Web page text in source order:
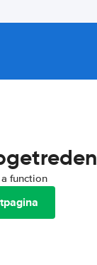
function